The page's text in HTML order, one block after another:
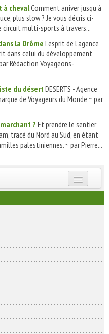
à chevalComment arriver jusqu'à
plus slow ? Je vous décris ci-
circuit multi-sports à travers...
la Drôme L'esprit de l'agence
dans celui du développement
Rédaction Voyageons-
du désert DESERTS - Agence
de Voyageurs du Monde ~ par
? Et prendre le sentier
tracé du Nord au Sud, en étant
palestiniennes. ~ par Pierre...